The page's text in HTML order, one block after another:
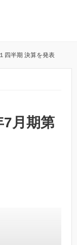
四半期 決算を発表
月期第